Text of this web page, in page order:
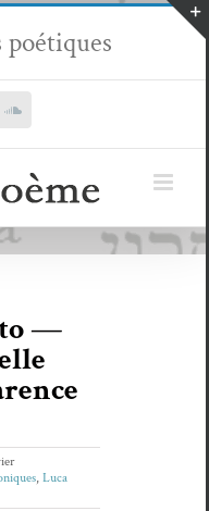
poétiques
SoundCloud
—
, Luca